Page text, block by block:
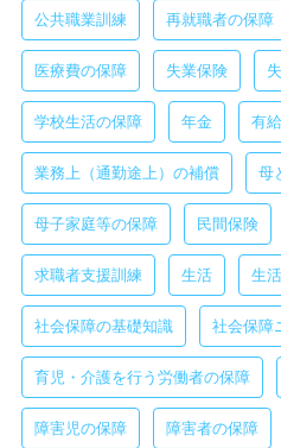
公共職業訓練 再就職者の保障
医療費の保障 失業保険
学校生活の保障 年金 有
業務上（通勤途上）の補償 母
母子家庭等の保障 民間保険
求職者支援訓練 生活 生
社会保障の基礎知識 社会保障
育児・介護を行う労働者の保障
障害児の保障 障害者の保障